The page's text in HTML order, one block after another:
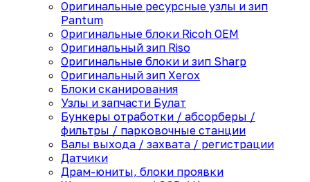
Оригинальные ресурсные узлы и зип
Pantum
Оригинальные блоки Ricoh OEM
Оригинальный зип Riso
Оригинальные блоки и зип Sharp
Оригинальный зип Xerox
Блоки сканирования
Узлы и запчасти Булат
Бункеры отработки / абсорберы /
фильтры / парковочные станции
Валы выхода / захвата / регистрации
Датчики
Драм-юниты, блоки проявки